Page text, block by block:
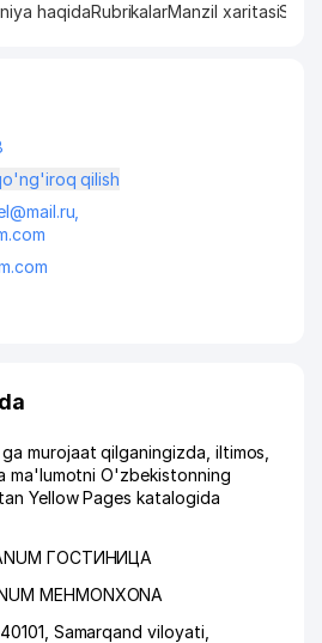
haqidaRubrikalarManzil xaritasi
qo'ng'iroq qilish
murojaat qilganingizda, iltimos,
ma'lumotni O'zbekistonning
Yellow Pages katalogida
ГОСТИНИЦА
MEHMONXONA
Samarqand viloyati